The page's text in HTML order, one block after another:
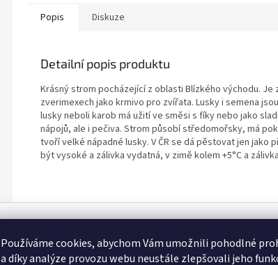
Používáme cookies, abychom Vám umožnili pohodlné
a díky analýze provozu webu neustále zlepšovali jeho
Popis Diskuze
Detailní popis produktu
Krásný strom pocházející z oblasti Blízkého východu.
zverimexech jako krmivo pro zvířata. Lusky i semena
lusky neboli karob má užití ve směsi s fíky nebo jako
nápojů, ale i pečiva. Strom působí středomořsky, má
tvoří velké nápadné lusky. V ČR se dá pěstovat jen
být vysoké a zálivka vydatná, v zimě kolem +5°C a